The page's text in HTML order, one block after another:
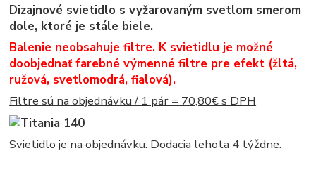
Dizajnové svietidlo s vyžarovaným svetlom smerom
dole, ktoré je stále biele.
Balenie neobsahuje filtre. K svietidlu je možné
doobjednať farebné výmenné filtre pre efekt (žltá,
ružová, svetlomodrá, fialová).
Filtre sú na objednávku / 1 pár = 70,80€ s DPH
Svietidlo je na objednávku. Dodacia lehota 4 týždne.